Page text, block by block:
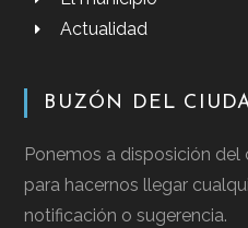
Actualidad
BUZÓN DEL
Ponemos a disposición
para hacernos llegar
notificación o sugerencia.